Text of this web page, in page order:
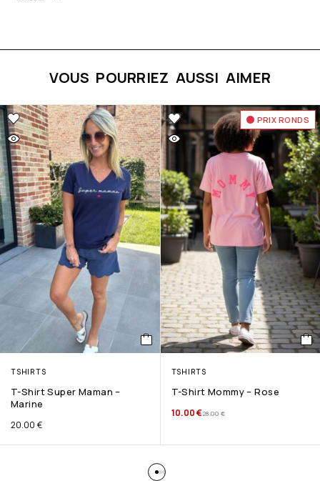
VOUS POURRIEZ AUSSI AIMER
TSHIRTS
T-Shirt Super Maman –
Marine
20.00 €
PRIX RONDS
TSHIRTS
T-Shirt Mommy – Rose
28.00€
10.00€